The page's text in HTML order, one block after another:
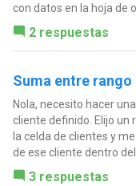
con datos en la hoja de
2 respuestas
Suma entre
Nola, necesito hacer
cliente definido. Elijo un
la celda de clientes y
de ese cliente dentro del
3 respuestas